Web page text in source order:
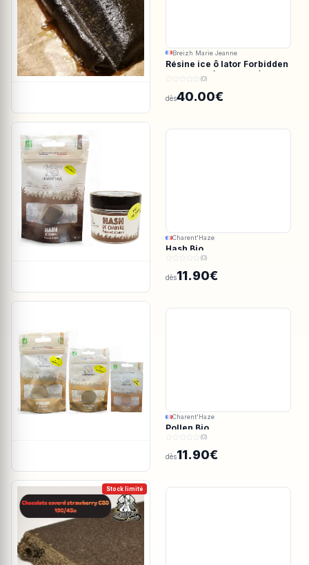
Breizh Marie Jeanne
Résine ice ô lator Forbidden
valley CBD/CBDV 190/73u
(0)
dès40.00€
Charent'Haze
Hash Bio
(0)
dès11.90€
Charent'Haze
Pollen Bio
(0)
dès11.90€
Stock limité